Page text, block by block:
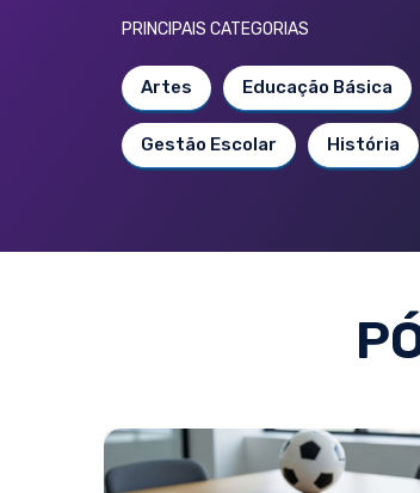
PRINCIPAIS CATEGORIAS
Artes Educação Básica
Gestão Escolar História